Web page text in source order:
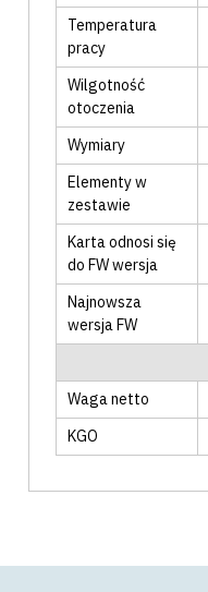
Temperatura
pracy
Wilgotność
otoczenia
Wymiary
Elementy w
zestawie
Karta odnosi się
do FW wersja
Najnowsza
wersja FW
Waga netto
KGO